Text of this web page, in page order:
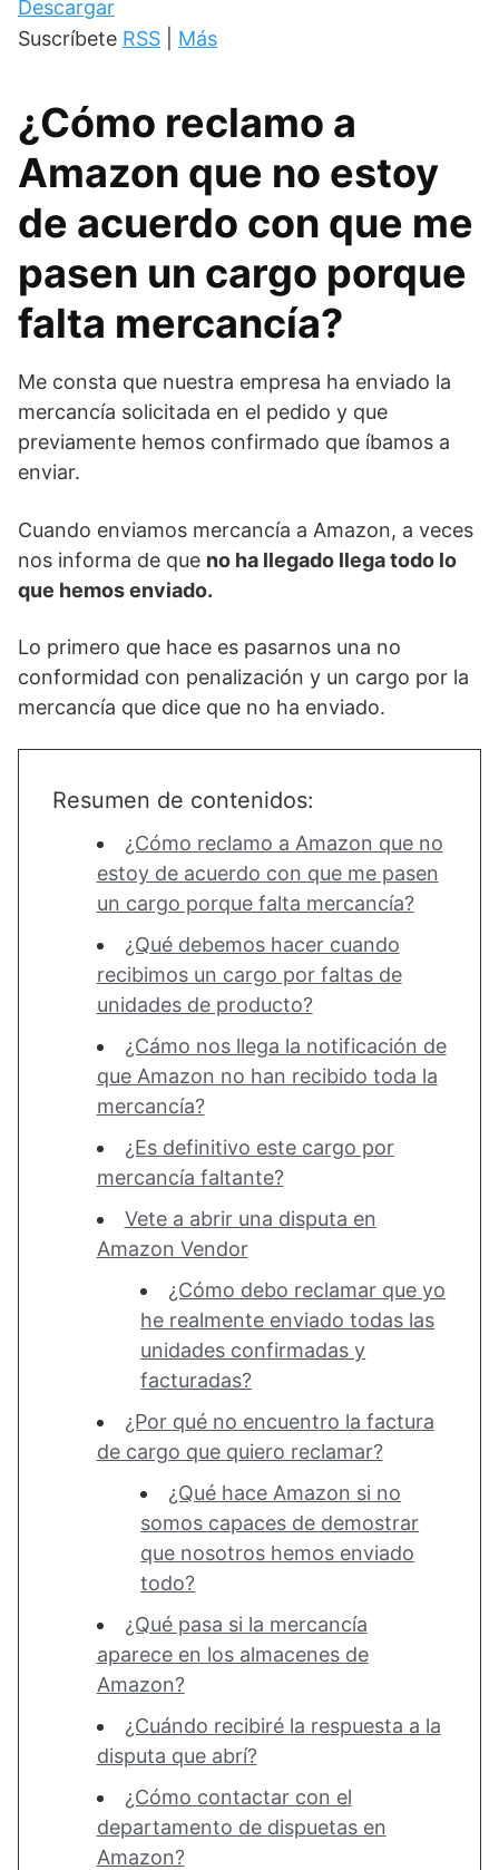
Descargar
Suscríbete RSS Más
¿Cómo reclamo a
Amazon que no estoy
de acuerdo con que me
pasen un cargo porque
falta mercancía?
Me consta que nuestra empresa ha enviado la
mercancía solicitada en el pedido y que
previamente hemos confirmado que íbamos a
enviar.
Cuando enviamos mercancía a Amazon, a veces
nos informa de que no ha llegado llega todo lo
que hemos enviado.
Lo primero que hace es pasarnos una no
conformidad con penalización y un cargo por la
mercancía que dice que no ha enviado.
Resumen de contenidos:
¿Cómo reclamo a Amazon que no
estoy de acuerdo con que me pasen
un cargo porque falta mercancía?
¿Qué debemos hacer cuando
recibimos un cargo por faltas de
unidades de producto?
¿Cámo nos llega la notificación de
que Amazon no han recibido toda la
mercancía?
¿Es definitivo este cargo por
mercancía faltante?
Vete a abrir una disputa en
Amazon Vendor
¿Cómo debo reclamar que yo
he realmente enviado todas las
unidades confirmadas y
facturadas?
¿Por qué no encuentro la factura
de cargo que quiero reclamar?
¿Qué hace Amazon si no
somos capaces de demostrar
que nosotros hemos enviado
todo?
¿Qué pasa si la mercancía
aparece en los almacenes de
Amazon?
¿Cuándo recibiré la respuesta a la
disputa que abrí?
¿Cómo contactar con el
departamento de dispuetas en
Amazon?